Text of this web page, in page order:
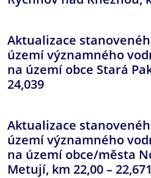
Aktualizace
území významného
na území obce Stará
24,039
Aktualizace
území významného
na území obce/města
Metují, km 22,00 – 22,671